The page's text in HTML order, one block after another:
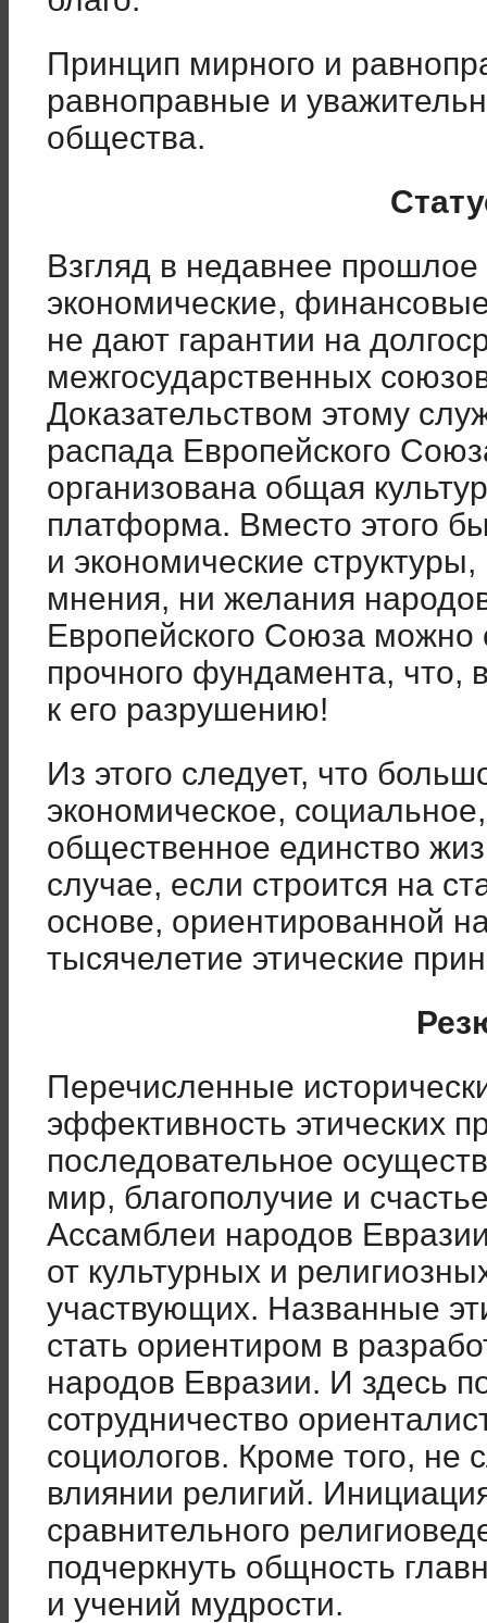
Принцип мирного и
равноправные и
общества.
Взгляд в недавнее прошлое
экономические,
не дают гарантии на
межгосударственных
Доказательством этому
распада Европейского
организована общая
платформа. Вместо этого
и экономические
мнения, ни желания
Европейского Союза можно
прочного фундамента, что,
к его разрушению!
Из этого следует, что
экономическое,
общественное единство
случае, если строится на
основе, ориентированной
тысячелетие этические
Перечисленные
эффективность этических
последовательное
мир, благополучие и
Ассамблеи народов
от культурных и
участвующих. Названные
стать ориентиром в
народов Евразии. И здесь
сотрудничество
социологов. Кроме того, не
влиянии религий.
сравнительного
подчеркнуть общность
и учений мудрости.